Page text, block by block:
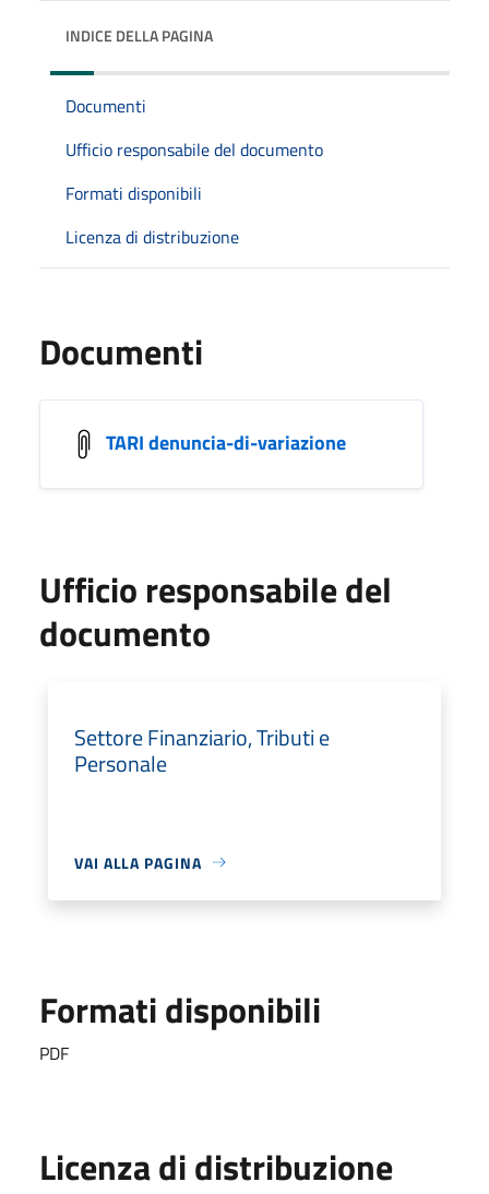
INDICE DELLA PAGINA
Documenti
Ufficio responsabile del documento
Formati disponibili
Licenza di distribuzione
Documenti
TARI denuncia-di-variazione
Ufficio responsabile del
documento
Settore Finanziario, Tributi e
Personale
VAI ALLA PAGINA
Formati disponibili
PDF
Licenza di distribuzione